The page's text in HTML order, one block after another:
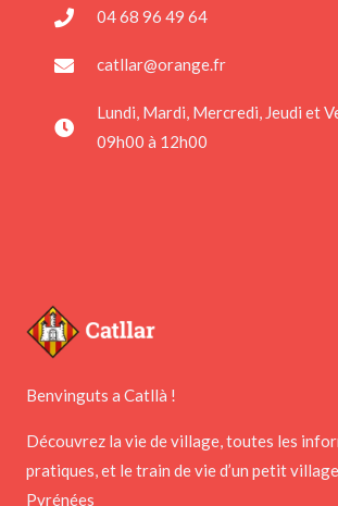
Benvinguts a Catllà !
Découvrez la vie de village, toutes les
pratiques, et le train de vie d’un petit
Pyrénées
04 68 96 49 64
catllar@orange.fr
Lundi, Mardi, Mercredi, Jeudi et
09h00 à 12h00